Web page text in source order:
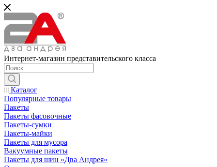
Интернет-магазин представительского класса
Каталог
Популярные товары
Пакеты
Пакеты фасовочные
Пакеты-сумки
Пакеты-майки
Пакеты для мусора
Вакуумные пакеты
Пакеты для шин «Два Андрея»